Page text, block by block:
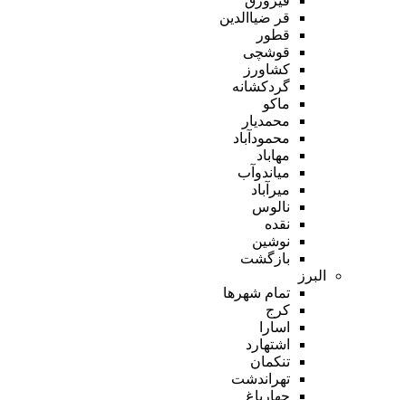
قر ضیاالدین
قطور
قوشچی
کشاورز
گردکشانه
ماکو
محمدیار
محمودآباد
مهاباد
میاندوآب
میرآباد
نالوس
نقده
نوشین
بازگشت
البرز
تمام شهر‌ها
کرج
اسارا
اشتهارد
تنکمان
تهراندشت
چهارباغ